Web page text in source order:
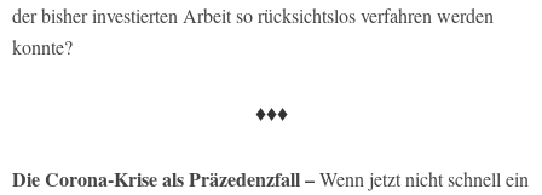
der bisher investierten Arbeit so rücksichtslos verfahren werden
konnte?
♦♦♦
Die Corona-Krise als Präzedenzfall –Wenn jetzt nicht schnell ein